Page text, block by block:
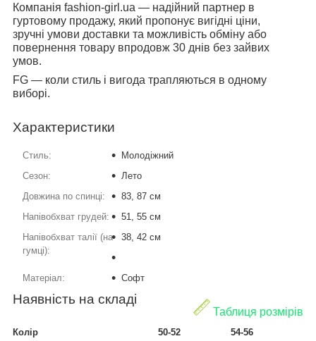
Компанія fashion-girl.ua — надійний партнер в
гуртовому продажу, який пропонує вигідні ціни,
зручні умови доставки та можливість обміну або
повернення товару впродовж 30 днів без зайвих
умов.
FG — коли стиль і вигода трапляються в одному
виборі.
Характеристики
Стиль:
Молодіжний
Сезон:
Лето
Довжина по спинці:
83, 87 см
Напівобхват грудей:
51, 55 см
Напівобхват талії (на
гумці):
38, 42 см
Матеріал: Софт
Таблиця розмірів
Наявність на складі
Колір 50-52 54-56